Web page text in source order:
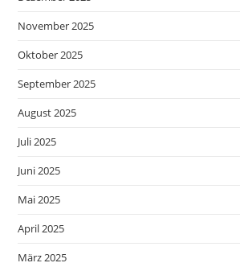
November 2025
Oktober 2025
September 2025
August 2025
Juli 2025
Juni 2025
Mai 2025
April 2025
März 2025